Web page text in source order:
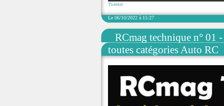
Tweeter
Le 06/10/2022 à 15:27
RCmag technique n° 01
toutes catégories Auto RC